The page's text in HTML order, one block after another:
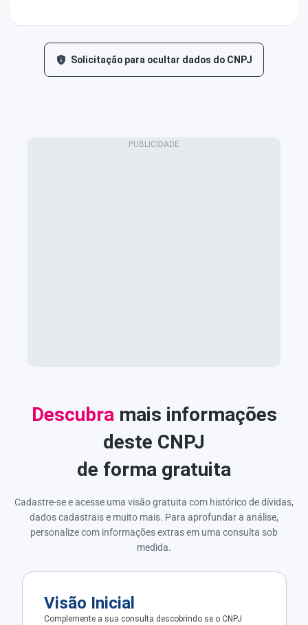
Solicitação para ocultar dados do CNPJ
Descubra mais informações
deste CNPJ
de forma gratuita
Cadastre-se e acesse uma visão gratuita com histórico de dívidas,
dados cadastrais e muito mais. Para aprofundar a análise,
personalize com informações extras em uma consulta sob
medida.
Visão Inicial
Complemente a sua consulta descobrindo se o CNPJ